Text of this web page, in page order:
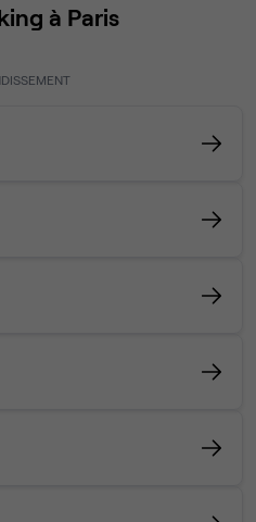
à Paris